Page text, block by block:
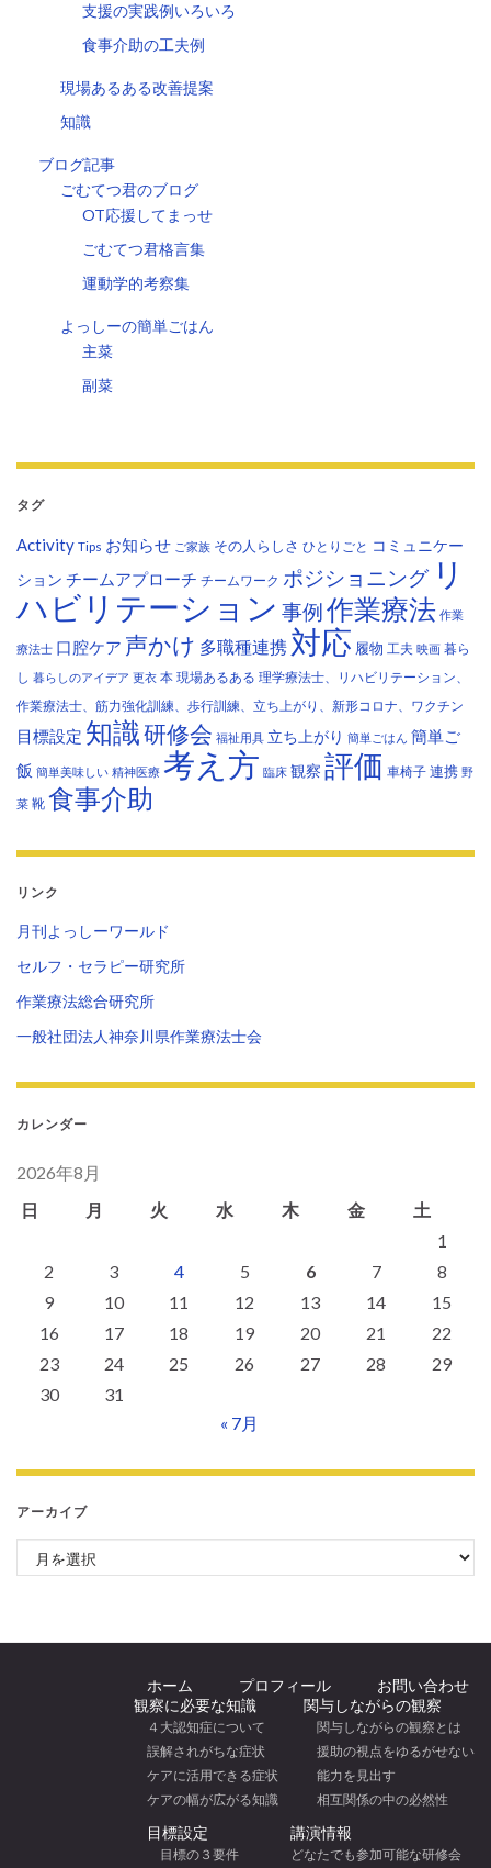
支援の実践例いろいろ
食事介助の工夫例
現場あるある改善提案
知識
ブログ記事
ごむてつ君のブログ
OT応援してまっせ
ごむてつ君格言集
運動学的考察集
よっしーの簡単ごはん
主菜
副菜
タグ
Activity Tips お知らせ ご家族 その人らしさ ひとりごと コミュニケー
ション チームアプローチ チームワーク ポジショニング リ
ハビリテーション 事例作業療法 作業
療法士 口腔ケア 声かけ 多職種連携 対応 履物 工夫 映画 暮ら
し 暮らしのアイデア 更衣 本 現場あるある 理学療法士、リハビリテーション、
作業療法士、筋力強化訓練、歩行訓練、立ち上がり、新形コロナ、ワクチン
目標設定 知識研修会 福祉用具 立ち上がり 簡単ごはん 簡単ご
飯 簡単美味しい 精神医療 考え方 臨床 観察 評価 車椅子 連携 野
菜 靴 食事介助
リンク
月刊よっしーワールド
セルフ・セラピー研究所
作業療法総合研究所
一般社団法人神奈川県作業療法士会
カレンダー
2026年8月
日
月 火 水 木 金
土
1
2
3 4 5 6 7
8
9
10 11 12 13 14
15
16
17 18 19 20 21
22
23
24 25 26 27 28
29
30
31
« 7月
アーカイブ
アーカイブ
ホーム プロフィール
お問い合わせ
観察に必要な知識
４大認知症について
誤解されがちな症状
ケアに活用できる症状
ケアの幅が広がる知識
関与しながらの観察
関与しながらの観察とは
援助の視点をゆるがせない
能力を見出す
相互関係の中の必然性
目標設定
目標の３要件
講演情報
どなたでも参加可能な研修会